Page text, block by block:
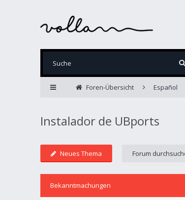
Foren-Übersicht Español
Instalador de UBports
Neues Thema
Bekanntmachungen